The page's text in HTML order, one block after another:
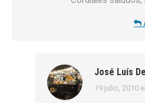
José Luís
dice:
19 julio, 2010